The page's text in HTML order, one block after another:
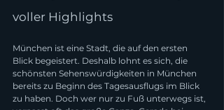
voller Highlights
München ist eine Stadt, die auf den ersten
Blick begeistert. Deshalb lohnt es sich, die
schönsten Sehenswürdigkeiten in München
bereits zu Beginn des Tagesausflugs im Blick
zu haben. Doch wer nur zu Fuß unterwegs ist,